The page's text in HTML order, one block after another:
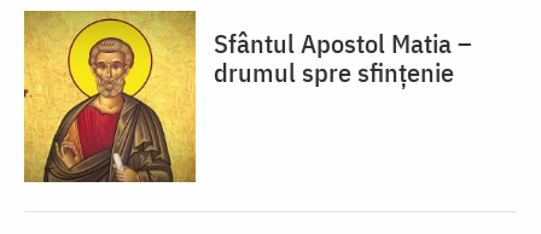
Sfântul Apostol Matia –
drumul spre sfințenie